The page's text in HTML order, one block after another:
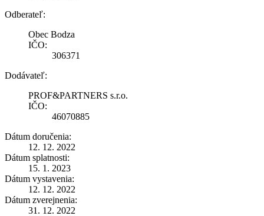
Odberateľ:
Obec Bodza
IČO:
306371
Dodávateľ:
PROF&PARTNERS s.r.o.
IČO:
46070885
Dátum doručenia:
12. 12. 2022
Dátum splatnosti:
15. 1. 2023
Dátum vystavenia:
12. 12. 2022
Dátum zverejnenia:
31. 12. 2022